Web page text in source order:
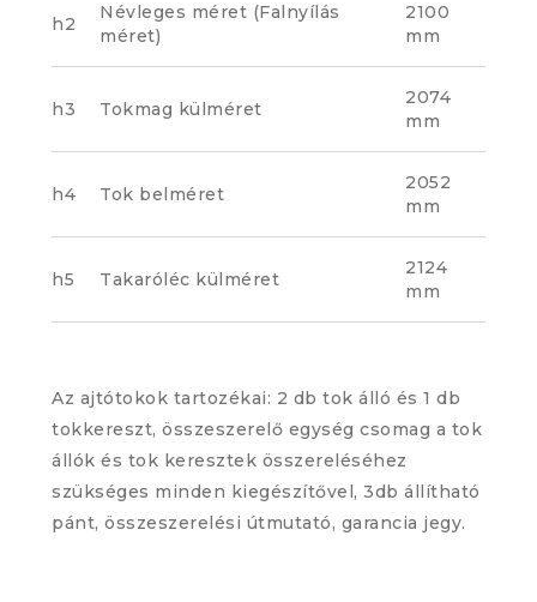
h2
Névleges méret (Falnyílás
méret)
2100
mm
h3 Tokmag külméret
2074
mm
h4 Tok belméret
2052
mm
h5 Takaróléc külméret
2124
mm
Az ajtótokok tartozékai: 2 db tok álló és 1 db
tokkereszt, összeszerelő egység csomag a tok
állók és tok keresztek összereléséhez
szükséges minden kiegészítővel, 3db állítható
pánt, összeszerelési útmutató, garancia jegy.